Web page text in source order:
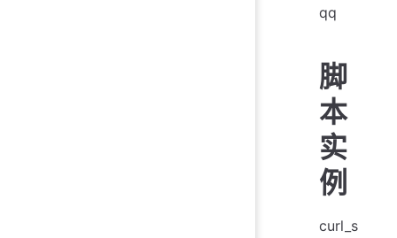
qq
脚
本
实
例
curl_s